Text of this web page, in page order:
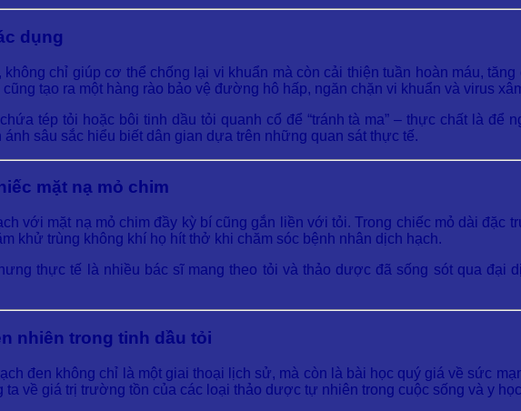
dụng
chỉ giúp cơ thể chống lại vi khuẩn mà còn cải thiện tuần hoàn máu,
tạo ra một hàng rào bảo vệ đường hô hấp, ngăn chặn vi khuẩn và virus
tép tỏi hoặc bôi tinh dầu tỏi quanh cổ để “tránh tà ma” – thực chất là để
sâu sắc hiểu biết dân gian dựa trên những quan sát thực tế.
mặt nạ mỏ chim
với mặt nạ mỏ chim đầy kỳ bí cũng gắn liền với tỏi. Trong chiếc mỏ dài đặc
khử trùng không khí họ hít thở khi chăm sóc bệnh nhân dịch hạch.
thực tế là nhiều bác sĩ mang theo tỏi và thảo dược đã sống sót qua đại
nhiên trong tinh dầu tỏi
đen không chỉ là một giai thoại lịch sử, mà còn là bài học quý giá về sức
về giá trị trường tồn của các loại thảo dược tự nhiên trong cuộc sống và y